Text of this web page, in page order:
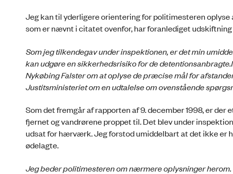
Jeg kan til yderligere orientering for politimesteren
som er nævnt i citatet ovenfor, har foranlediget
Som jeg tilkendegav under inspektionen, er det min
kan udgøre en sikkerhedsrisiko for de detentionsanbragte.
Nykøbing Falster om at oplyse de præcise mål for
Justitsministeriet om en udtalelse om ovenstående
Som det fremgår af rapporten af 9. december 1998, er
fjernet og vandrørene proppet til. Det blev under
udsat for hærværk. Jeg forstod umiddelbart at det ikke er
ødelagte.
Jeg beder politimesteren om nærmere oplysninger herom.